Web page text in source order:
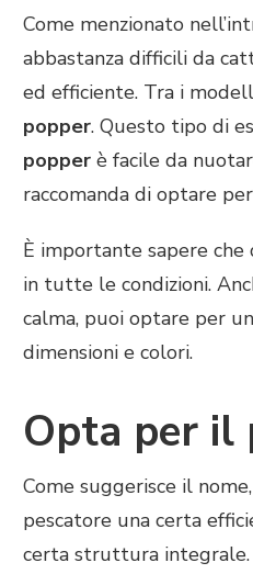
TONNO?
Come menzionato
abbastanza difficili da
ed efficiente. Tra i
popper. Questo tipo di
popper è facile da
raccomanda di optare
È importante sapere che
in tutte le condizioni.
calma, puoi optare per
dimensioni e colori.
Opta per il
Come suggerisce il
pescatore una certa
certa struttura integrale.